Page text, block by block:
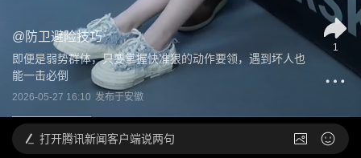
@ 防卫避险技巧
即便是弱势群体，只要掌握快准狠的动作要领，遇到坏人也
能一击必倒
2026-05-27 16:10 发布于安徽
1
打开腾讯新闻客户端说两句